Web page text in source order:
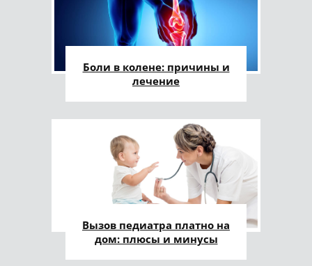
Боли в колене: причины и
лечение
Вызов педиатра платно на
дом: плюсы и минусы